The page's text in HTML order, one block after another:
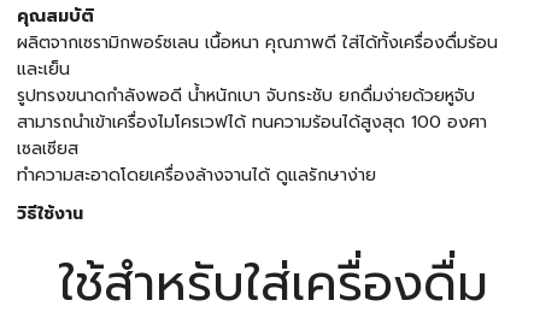
คุณสมบัติ
ผลิตจากเซรามิกพอร์ซเลน เนื้อหนา คุณภาพดี ใส่ได้ทั้งเครื่องดื่มร้อน
และเย็น
รูปทรงขนาดกำลังพอดี น้ำหนักเบา จับกระชับ ยกดื่มง่ายด้วยหูจับ
สามารถนำเข้าเครื่องไมโครเวฟได้ ทนความร้อนได้สูงสุด 100 องศา
เซลเซียส
ทำความสะอาดโดยเครื่องล้างจานได้ ดูแลรักษาง่าย
วิธีใช้งาน
ใช้สำหรับใส่เครื่องดื่ม